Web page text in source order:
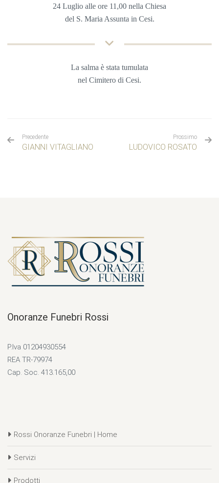
24 Luglio alle ore 11,00 nella Chiesa
del S. Maria Assunta in Cesi.
La salma è stata tumulata
nel Cimitero di Cesi.
Precedente
GIANNI VITAGLIANO
Prossimo
LUDOVICO ROSATO
Onoranze Funebri Rossi
P.Iva 01204930554
REA TR-79974
Cap. Soc. 413.165,00
Rossi Onoranze Funebri | Home
Servizi
Prodotti